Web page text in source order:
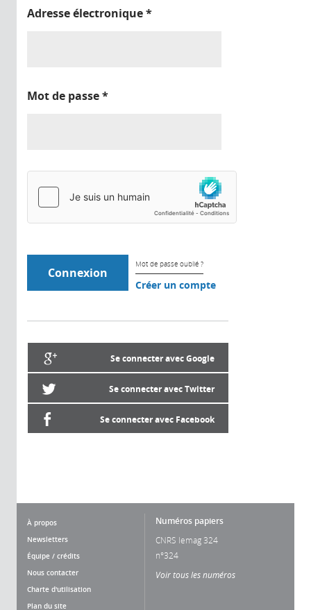
Adresse électronique*
Mot de passe*
Mot de passe oublié ?
Créer un compte
Se connecter avec Google
Se connecter avec Twitter
Se connecter avec Facebook
À propos
Newsletters
Équipe / crédits
Nous contacter
Charte d'utilisation
Plan du site
Numéros papiers
CNRS lemag 324
n°324
Voir tous les numéros